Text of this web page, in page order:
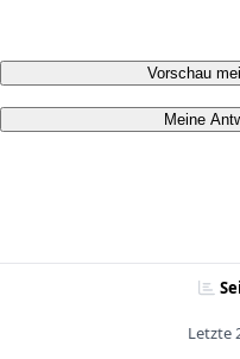
Vorschau
Meine
Letzte